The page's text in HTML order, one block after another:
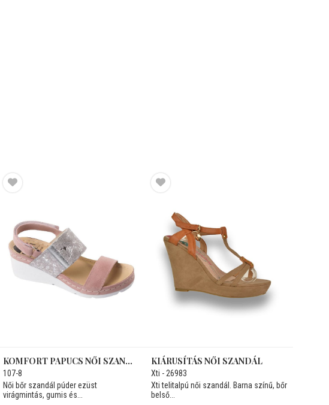
KOMFORT PAPUCS NŐI SZANDÁL
107-8
Női bőr szandál púder ezüst
virágmintás, gumis és...
KIÁRUSÍTÁS NŐI SZANDÁL
Xti - 26983
Xti telitalpú női szandál. Barna színű, bőr
belső...